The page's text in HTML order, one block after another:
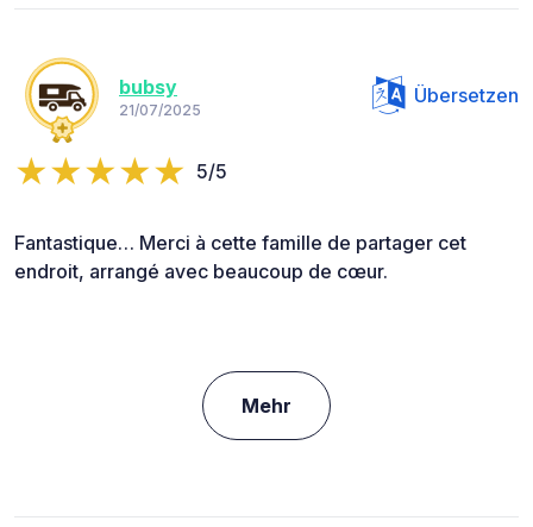
bubsy
21/07/2025
Übersetzen
5/5
Fantastique… Merci à cette famille de partager cet
endroit, arrangé avec beaucoup de cœur.
Mehr